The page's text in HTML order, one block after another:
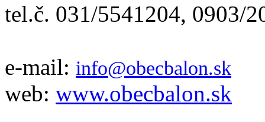
tel.č. 031/5541204, 0903/
e-mail: info@obecbalon.sk
web: www.obecbalon.sk